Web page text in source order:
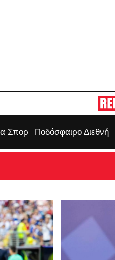
Σπορ Ποδόσφαιρο Διεθνή